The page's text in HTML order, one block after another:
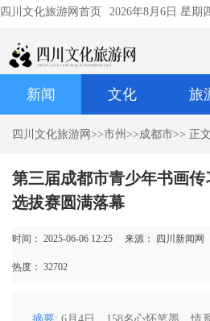
四川文化旅游网首页 2026年8月6日 星期
新闻 文化 旅
四川文化旅游网 >>市州 >>成都市>> 正文
第三届成都市青少年书画
选拔赛圆满落幕
时间： 2025-06-06 12:25 来源： 四川新闻网
热度： 32702